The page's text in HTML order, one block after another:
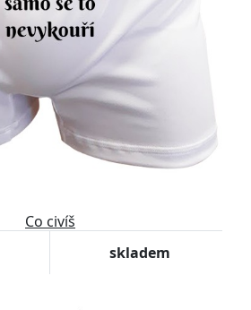
Co civíš
skladem